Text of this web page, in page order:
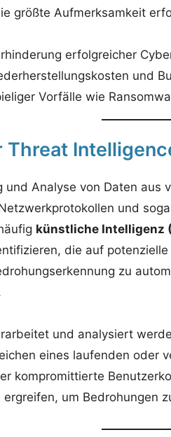
größte Aufmerksamkeit
erfolgreicher
und
Vorfälle wie
und Analyse von Daten aus
und
künstliche Intelligenz
die auf
zu
und analysiert
eines laufenden oder
kompromittierte
um Bedrohungen